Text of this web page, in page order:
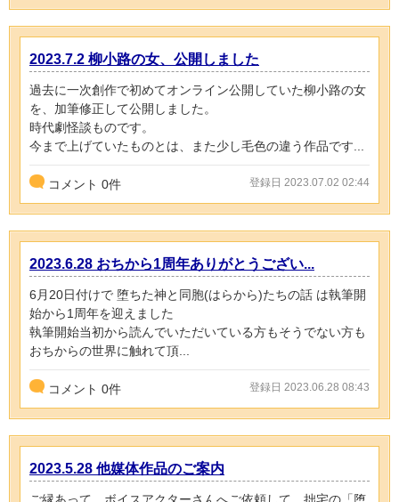
2023.7.2 柳小路の女、公開しました
過去に一次創作で初めてオンライン公開していた柳小路の女
を、加筆修正して公開しました。
時代劇怪談ものです。
今まで上げていたものとは、また少し毛色の違う作品です...
コメント 0件 登録日 2023.07.02 02:44
2023.6.28 おちから1周年ありがとうござい...
6月20日付けで 堕ちた神と同胞(はらから)たちの話 は執筆開
始から1周年を迎えました
執筆開始当初から読んでいただいている方もそうでない方も
おちからの世界に触れて頂...
コメント 0件 登録日 2023.06.28 08:43
2023.5.28 他媒体作品のご案内